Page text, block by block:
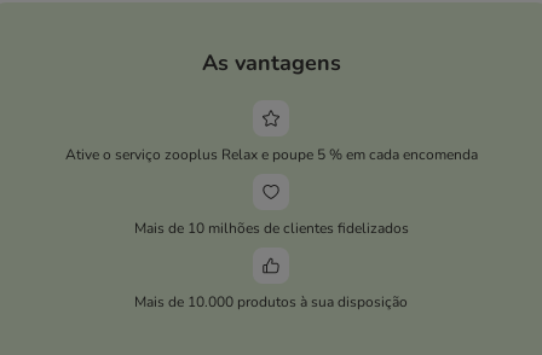
As vantagens
Ative o serviço zooplus Relax e poupe 5 % em cada encomenda
Mais de 10 milhões de clientes fidelizados
Mais de 10.000 produtos à sua disposição